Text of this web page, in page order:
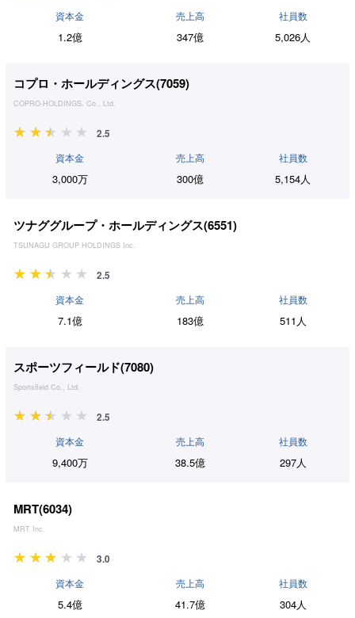
資本金
1.2億
売上高
347億
社員数
5,026人
コプロ・ホールディングス(7059)
COPRO-HOLDINGS. Co., Ltd.
2.5
資本金
3,000万
売上高
300億
社員数
5,154人
ツナググループ・ホールディングス(6551)
TSUNAGU GROUP HOLDINGS Inc.
2.5
資本金
7.1億
売上高
183億
社員数
511人
スポーツフィールド(7080)
Sportsfield Co., Ltd.
2.5
資本金
9,400万
売上高
38.5億
社員数
297人
MRT(6034)
MRT Inc.
3.0
資本金
5.4億
売上高
41.7億
社員数
304人